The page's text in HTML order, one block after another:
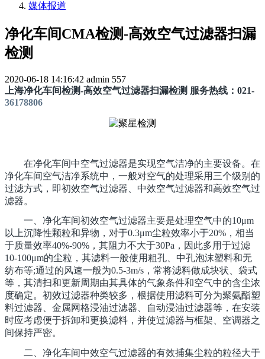
媒体报道
净化车间CMA检测-高效空气过滤器扫漏
检测
2020-06-18 14:16:42 admin 557
上海净化车间检测-高效空气过滤器扫漏检测 服务热线：021-
36178806
在净化车间中空气过滤器是实现空气洁净的主要设备。在
净化车间空气洁净系统中，一般对空气的处理采用三个级别的
过滤方式，即初效空气过滤器、中效空气过滤器和高效空气过
滤器。
一、净化车间初效空气过滤器主要是处理空气中的10μm
以上沉降性颗粒和异物，对于0.3μm尘粒效率小于20%，相当
于质量效率40%-90%，其阻力不大于30Pa，因此多用于过滤
10-100μm的尘粒，其滤料一般使用粗孔、中孔泡沫塑料和无
纺布等;通过的风速一般为0.5-3m/s，常将滤料做成块状、袋式
等，其清扫和更新周期由其具体的气象条件和空气中的含尘浓
度确定。初效过滤器种类较多，根据使用滤料可分为聚氨酯塑
料过滤器、金属网格浸油过滤器、自动浸油过滤器等，在安装
时应考虑便于拆卸和更换滤料，并使过滤器与框架、空调器之
间保持严密。
二、净化车间中效空气过滤器的有效捕集尘粒的粒径大于